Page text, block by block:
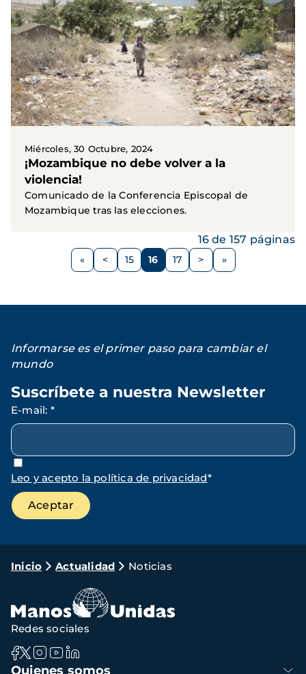
Miércoles, 30 Octubre, 2024
¡Mozambique no debe volver a la
violencia!
Comunicado de la Conferencia Episcopal de
Mozambique tras las elecciones.
Paginación
Página
< Página
15 Página
16 Página
17
Siguiente
>
16 de 157 páginas
Informarse es el primer paso para cambiar el
mundo
Suscríbete a nuestra Newsletter
E-mail: *
Leo y acepto la política de privacidad*
Ruta
navegación
Inicio Actualidad Noticias
Navegación
Quienes somos
Redes sociales